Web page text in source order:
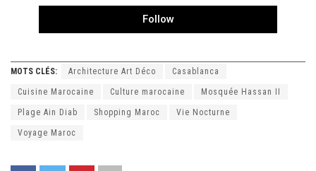
Follow
MOTS CLÉS: Architecture Art Déco Casablanca
Cuisine Marocaine Culture marocaine Mosquée Hassan II
Plage Ain Diab Shopping Maroc Vie Nocturne
Voyage Maroc